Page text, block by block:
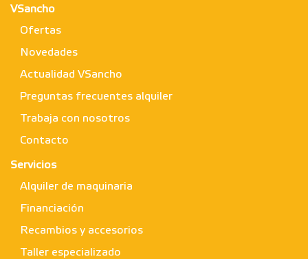
VSancho
Ofertas
Novedades
Actualidad VSancho
Preguntas frecuentes alquiler
Trabaja con nosotros
Contacto
Servicios
Alquiler de maquinaria
Financiación
Recambios y accesorios
Taller especializado